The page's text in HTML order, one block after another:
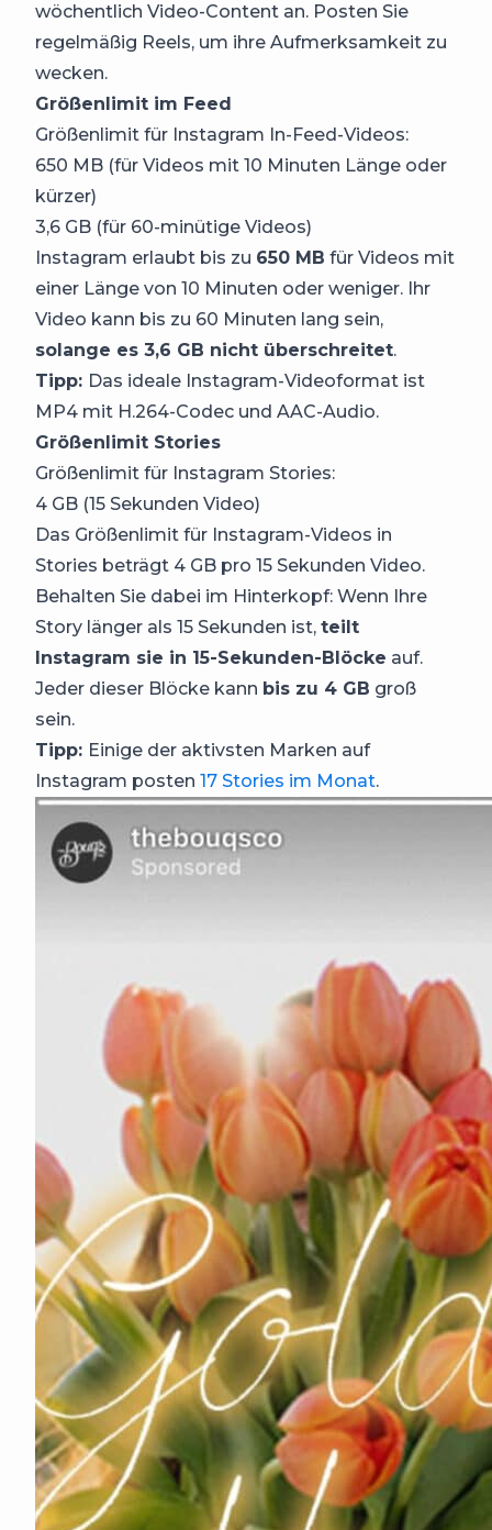
wöchentlich Video-Content an. Posten Sie
regelmäßig Reels, um ihre Aufmerksamkeit zu
wecken.
Größenlimit im Feed
Größenlimit für Instagram In-Feed-Videos:
650 MB (für Videos mit 10 Minuten Länge oder
kürzer)
3,6 GB (für 60-minütige Videos)
Instagram erlaubt bis zu 650 MB für Videos mit
einer Länge von 10 Minuten oder weniger. Ihr
Video kann bis zu 60 Minuten lang sein,
solange es 3,6 GB nicht überschreitet.
Tipp: Das ideale Instagram-Videoformat ist
MP4 mit H.264-Codec und AAC-Audio.
Größenlimit Stories
Größenlimit für Instagram Stories:
4 GB (15 Sekunden Video)
Das Größenlimit für Instagram-Videos in
Stories beträgt 4 GB pro 15 Sekunden Video.
Behalten Sie dabei im Hinterkopf: Wenn Ihre
Story länger als 15 Sekunden ist, teilt
Instagram sie in 15-Sekunden-Blöcke auf.
Jeder dieser Blöcke kann bis zu 4 GB groß
sein.
Tipp: Einige der aktivsten Marken auf
Instagram posten 17 Stories im Monat.